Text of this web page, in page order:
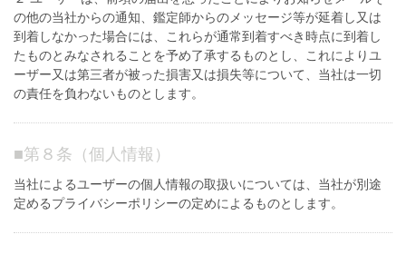
の他の当社からの通知、鑑定師からのメッセージ等が延着し又は
到着しなかった場合には、これらが通常到着すべき時点に到着し
たものとみなされることを予め了承するものとし、これによりユ
ーザー又は第三者が被った損害又は損失等について、当社は一切
の責任を負わないものとします。
■第８条（個人情報）
当社によるユーザーの個人情報の取扱いについては、当社が別途
定めるプライバシーポリシーの定めによるものとします。